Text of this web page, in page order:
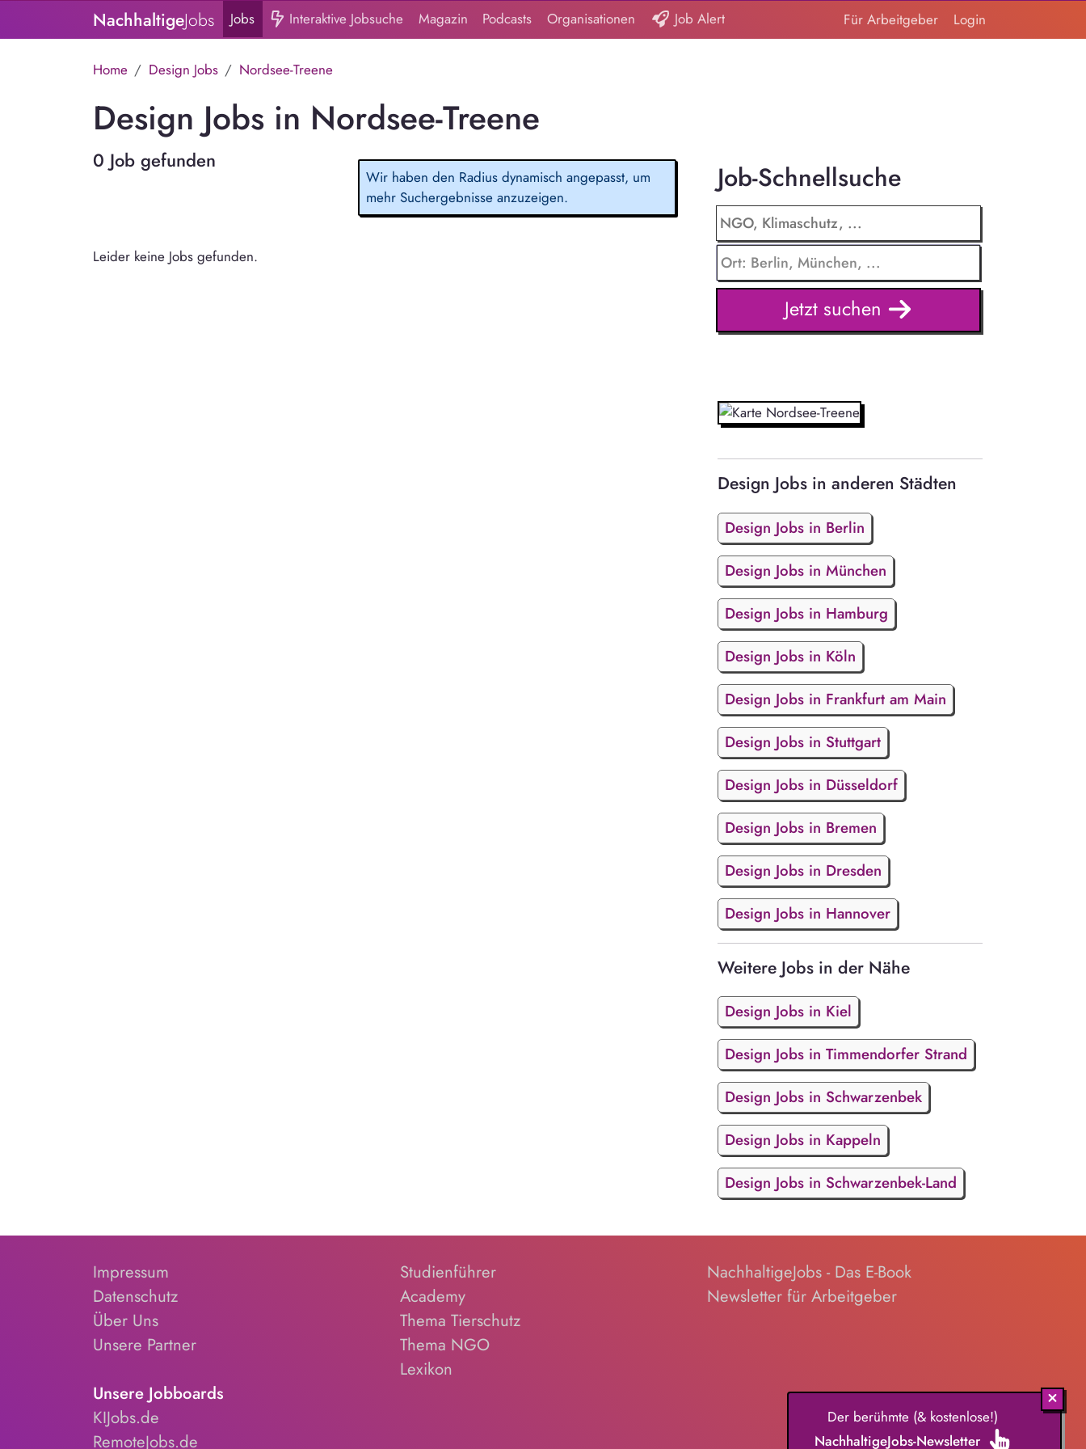
NachhaltigeJobs Jobs Interaktive Jobsuche Magazin Podcasts Organisationen Job Alert Für Arbeitgeber Login
Home Design Jobs Nordsee-Treene
Design Jobs in Nordsee-Treene
0 Job gefunden
Wir haben den Radius dynamisch angepasst, um
mehr Suchergebnisse anzuzeigen.
Leider keine Jobs gefunden.
Job-Schnellsuche
Jetzt suchen
Design Jobs in anderen Städten
Design Jobs in Berlin
Design Jobs in München
Design Jobs in Hamburg
Design Jobs in Köln
Design Jobs in Frankfurt am Main
Design Jobs in Stuttgart
Design Jobs in Düsseldorf
Design Jobs in Bremen
Design Jobs in Dresden
Design Jobs in Hannover
Weitere Jobs in der Nähe
Design Jobs in Kiel
Design Jobs in Timmendorfer Strand
Design Jobs in Schwarzenbek
Design Jobs in Kappeln
Design Jobs in Schwarzenbek-Land
Impressum
Datenschutz
Über Uns
Unsere Partner
Studienführer
Academy
Thema Tierschutz
Thema NGO
Lexikon
NachhaltigeJobs - Das E-Book
Newsletter für Arbeitgeber
Unsere Jobboards
KIJobs.de
RemoteJobs.de
Der berühmte (& kostenlose!)
NachhaltigeJobs-Newsletter